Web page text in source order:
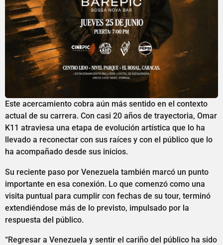
Este acercamiento cobra aún más sentido en el contexto
actual de su carrera. Con casi 20 años de trayectoria, Omar
K11 atraviesa una etapa de evolución artística que lo ha
llevado a reconectar con sus raíces y con el público que lo
ha acompañado desde sus inicios.
Su reciente paso por Venezuela también marcó un punto
importante en esa conexión. Lo que comenzó como una
visita puntual para cumplir con fechas de su tour, terminó
extendiéndose más de lo previsto, impulsado por la
respuesta del público.
“Regresar a Venezuela y sentir el cariño del público ha sido